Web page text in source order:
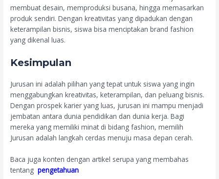
membuat desain, memproduksi busana, hingga memasarkan
produk sendiri. Dengan kreativitas yang dipadukan dengan
keterampilan bisnis, siswa bisa menciptakan brand fashion
yang dikenal luas.
Kesimpulan
Jurusan ini adalah pilihan yang tepat untuk siswa yang ingin
menggabungkan kreativitas, keterampilan, dan peluang bisnis.
Dengan prospek karier yang luas, jurusan ini mampu menjadi
jembatan antara dunia pendidikan dan dunia kerja. Bagi
mereka yang memiliki minat di bidang fashion, memilih
Jurusan adalah langkah cerdas menuju masa depan cerah.
Baca juga konten dengan artikel serupa yang membahas
tentang pengetahuan